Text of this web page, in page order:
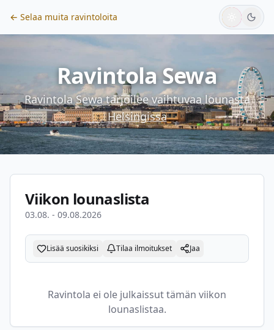
← Selaa muita ravintoloita
Ravintola Sewa
Ravintola Sewatarjoilee vaihtuvaa lounasta
Helsingissä
Viikon lounaslista
03.08. - 09.08.2026
Lisää suosikiksi Tilaa ilmoitukset Jaa
Ravintola ei ole julkaissut tämän viikon
lounaslistaa.